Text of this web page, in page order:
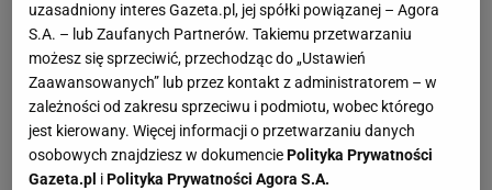
Nie sięgaj po kolejny detergent. Mieszanka
pomoże z osadami
Lniane spodnie z Lidla nawet jesienią będą
hitem. Kosztują 44,99 zł
uzasadniony interes Gazeta.pl, jej spółki powiązanej – Agora
S.A. – lub Zaufanych Partnerów. Takiemu przetwarzaniu
możesz się sprzeciwić, przechodząc do „Ustawień
Zaawansowanych” lub przez kontakt z administratorem – w
zależności od zakresu sprzeciwu i podmiotu, wobec którego
jest kierowany. Więcej informacji o przetwarzaniu danych
osobowych znajdziesz w dokumenciePolityka Prywatności
Gazeta.pl iPolityka Prywatności Agora S.A.